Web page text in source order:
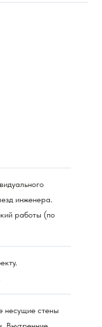
инженера.
работы (по
несущие стены